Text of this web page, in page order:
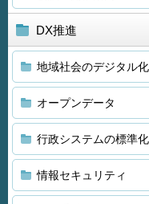
DX推進
地域社会のデジタル化
オープンデータ
行政システムの標準
情報セキュリティ